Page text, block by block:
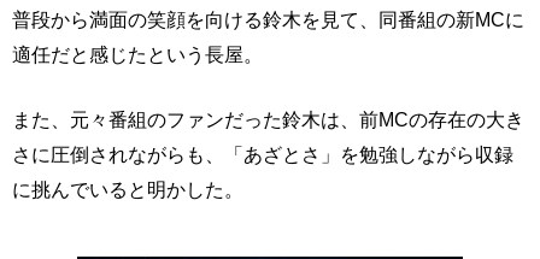
普段から満面の笑顔を向ける鈴木を見て、同番組の新MCに
適任だと感じたという長屋。
また、元々番組のファンだった鈴木は、前MCの存在の大き
さに圧倒されながらも、「あざとさ」を勉強しながら収録
に挑んでいると明かした。